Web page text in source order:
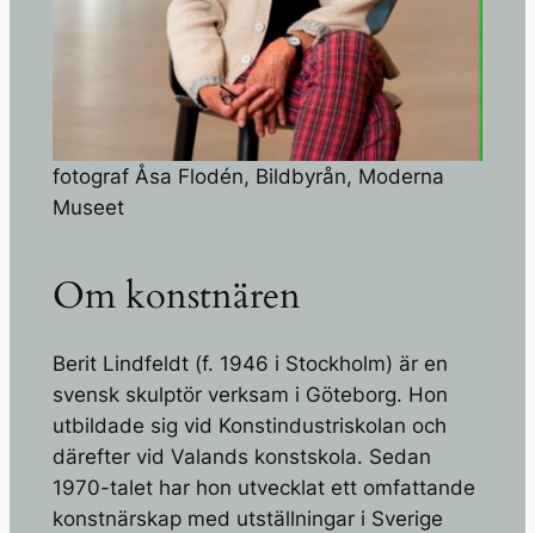
fotograf Åsa Flodén, Bildbyrån, Moderna
Museet
Om konstnären
Berit Lindfeldt (f. 1946 i Stockholm) är en
svensk skulptör verksam i Göteborg. Hon
utbildade sig vid Konstindustriskolan och
därefter vid Valands konstskola. Sedan
1970-talet har hon utvecklat ett omfattande
konstnärskap med utställningar i Sverige